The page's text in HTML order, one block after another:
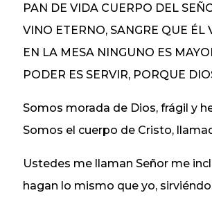
PAN DE VIDA CUERPO DEL
VINO ETERNO, SANGRE QUE ÉL
EN LA MESA NINGUNO ES
PODER ES SERVIR, PORQUE
Somos morada de Dios, frágil y
Somos el cuerpo de Cristo,
Ustedes me llaman Señor me
hagan lo mismo que yo,